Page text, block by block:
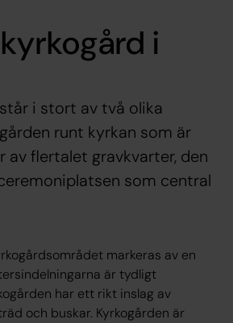
i
i stort av två olika
runt kyrkan som är
av flertalet gravkvarter, den
som central
markeras av en
är tydligt
har ett rikt inslag av
och buskar. Kyrkogården är